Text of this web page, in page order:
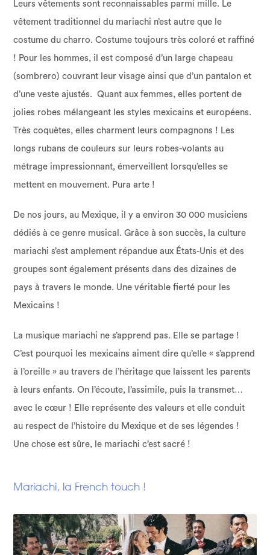
Leurs vêtements sont reconnaissables parmi mille. Le
vêtement traditionnel du mariachi n’est autre que le
costume du charro. Costume toujours très coloré et raffiné
! Pour les hommes, il est composé d’un large chapeau
(sombrero) couvrant leur visage ainsi que d’un pantalon et
d’une veste ajustés. Quant aux femmes, elles portent de
jolies robes mélangeant les styles mexicains et européens.
Très coquètes, elles charment leurs compagnons ! Les
longs rubans de couleurs sur leurs robes-volants au
métrage impressionnant, émerveillent lorsqu’elles se
mettent en mouvement. Pura arte !
De nos jours, au Mexique, il y a environ 30 000 musiciens
dédiés à ce genre musical. Grâce à son succès, la culture
mariachi s’est amplement répandue aux États-Unis et des
groupes sont également présents dans des dizaines de
pays à travers le monde. Une véritable fierté pour les
Mexicains !
La musique mariachi ne s’apprend pas. Elle se partage !
C’est pourquoi les mexicains aiment dire qu’elle « s’apprend
à l’oreille » au travers de l’héritage que laissent les parents
à leurs enfants. On l’écoute, l’assimile, puis la transmet…
avec le cœur ! Elle représente des valeurs et elle conduit
au respect de l’histoire du Mexique et de ses légendes !
Une chose est sûre, le mariachi c’est sacré !
Mariachi, la French touch !